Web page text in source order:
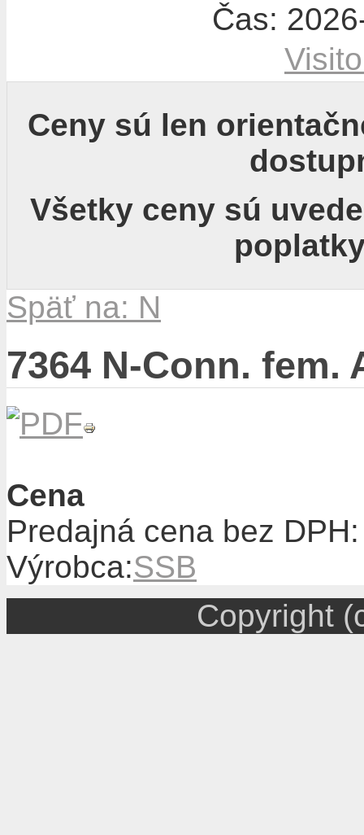
Čas:
Ceny sú len
Všetky ceny sú
Späť na: N
7364 N-Conn. fem.
Cena
Predajná cena bez
Výrobca:SSB
Copyright